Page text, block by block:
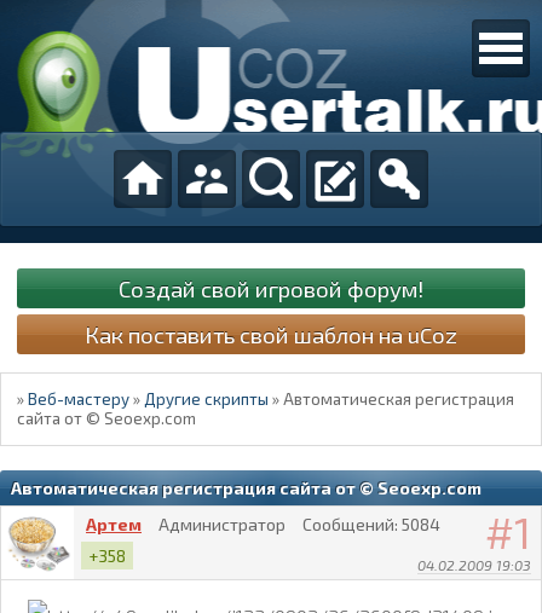
Создай свой игровой форум!
Как поставить свой шаблон на uCoz
»Веб-мастеру »Другие скрипты »Автоматическая регистрация
сайта от © Seoexp.com
Автоматическая регистрация сайта от © Seoexp.com
1
04.02.2009 19:03
Артем Администратор Сообщений: 5084
+358